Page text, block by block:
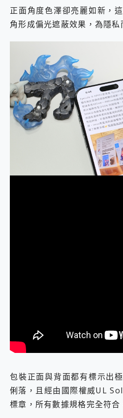
正面角度色澤卻亮麗如新，
角形成偏光遮蔽效果，為隱私
包裝正面與背面都有標示出
俐落，且經由國際權威UL
標章，所有數據規格完全符合